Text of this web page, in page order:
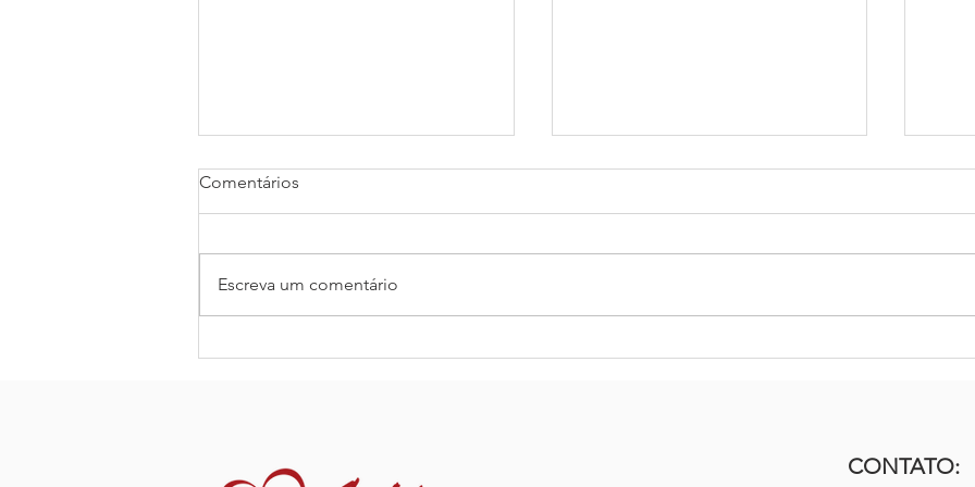
Luta Interior
Uma noite, um velho índio
pessoas. Ele disse: ”A batalha é
entre dois ‘lobos’...
Comentários
Escreva um comentário
CONTATO: